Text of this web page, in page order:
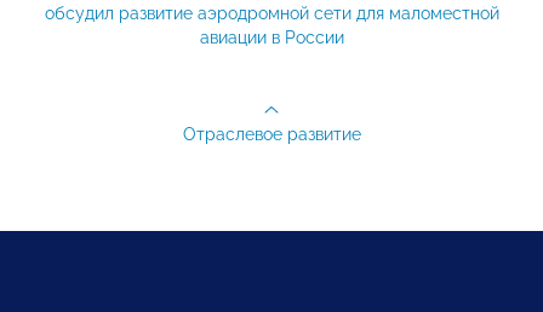
обсудил развитие аэродромной сети для маломестной
авиации в России
Отраслевое развитие